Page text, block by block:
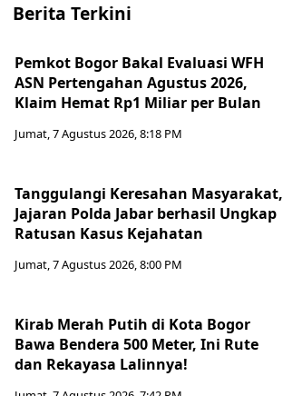
Berita Terkini
Pemkot Bogor Bakal Evaluasi WFH
ASN Pertengahan Agustus 2026,
Klaim Hemat Rp1 Miliar per Bulan
Jumat, 7 Agustus 2026, 8:18 PM
Tanggulangi Keresahan Masyarakat,
Jajaran Polda Jabar berhasil Ungkap
Ratusan Kasus Kejahatan
Jumat, 7 Agustus 2026, 8:00 PM
Kirab Merah Putih di Kota Bogor
Bawa Bendera 500 Meter, Ini Rute
dan Rekayasa Lalinnya!